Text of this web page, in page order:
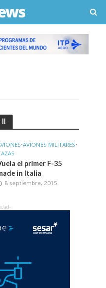
II
•AVIONES MILITARES•
el primer F-35
in Italia
8 septiembre, 2015